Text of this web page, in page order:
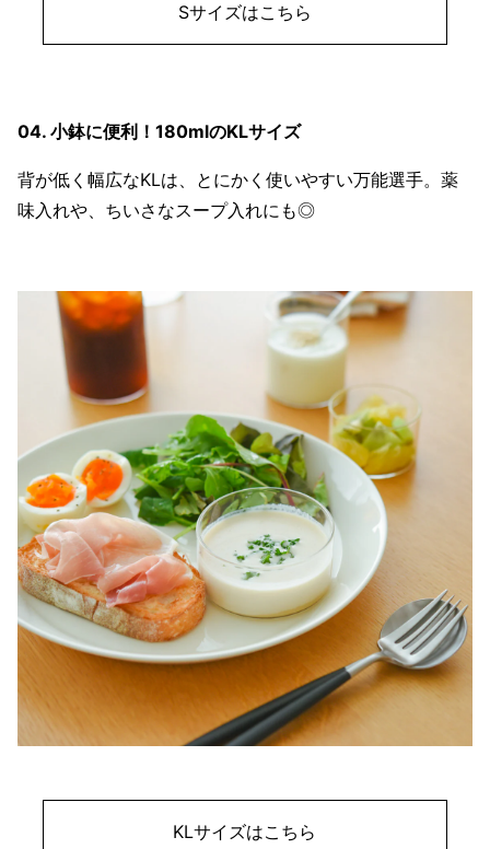
Sサイズはこちら
04. 小鉢に便利！180mlのKLサイズ
背が低く幅広なKLは、とにかく使いやすい万能選手。薬
味入れや、ちいさなスープ入れにも◎
KLサイズはこちら